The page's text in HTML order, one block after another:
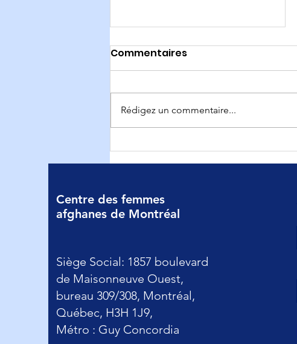
CFAM 2026 AGA
Commentaires
Rédigez un commentaire...
Centre des femmes
afghanes de Montréal
Siège Social: 1857 boulevard
de Maisonneuve Ouest,
bureau 309/308, Montréal,
Québec, H3H 1J9,
Métro : Guy Concordia